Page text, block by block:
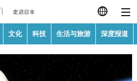
日本語
English
文化 科技 生活与旅游 深度报道